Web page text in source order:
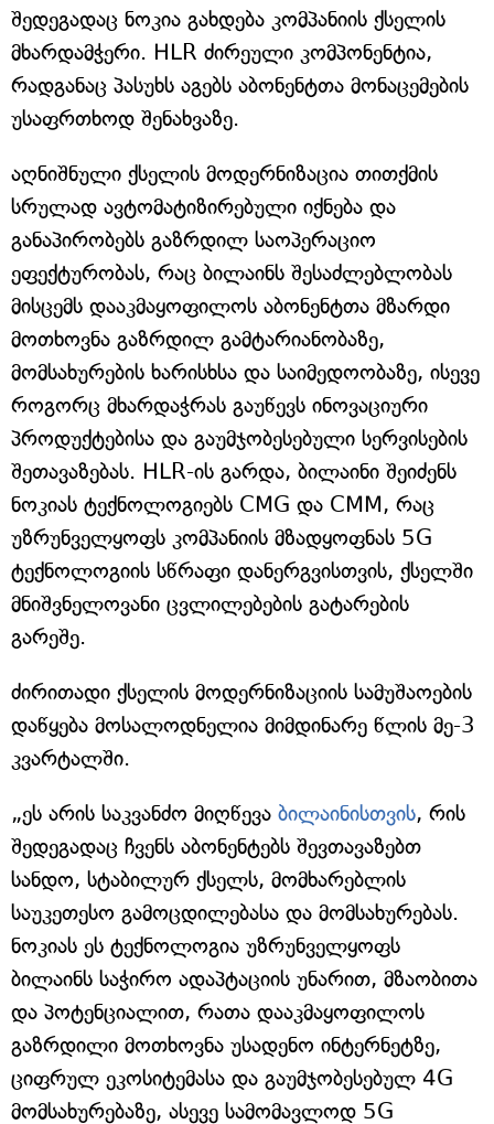
შედეგადაც ნოკია გახდება კომპანიის ქსელის
მხარდამჭერი. HLR ძირეული კომპონენტია,
რადგანაც პასუხს აგებს აბონენტთა მონაცემების
უსაფრთხოდ შენახვაზე.
აღნიშნული ქსელის მოდერნიზაცია თითქმის
სრულად ავტომატიზირებული იქნება და
განაპირობებს გაზრდილ საოპერაციო
ეფექტურობას, რაც ბილაინს შესაძლებლობას
მისცემს დააკმაყოფილოს აბონენტთა მზარდი
მოთხოვნა გაზრდილ გამტარიანობაზე,
მომსახურების ხარისხსა და საიმედოობაზე, ისევე
როგორც მხარდაჭრას გაუწევს ინოვაციური
პროდუქტებისა და გაუმჯობესებული სერვისების
შეთავაზებას. HLR-ის გარდა, ბილაინი შეიძენს
ნოკიას ტექნოლოგიებს CMG და CMM, რაც
უზრუნველყოფს კომპანიის მზადყოფნას 5G
ტექნოლოგიის სწრაფი დანერგვისთვის, ქსელში
მნიშვნელოვანი ცვლილებების გატარების
გარეშე.
ძირითადი ქსელის მოდერნიზაციის სამუშაოების
დაწყება მოსალოდნელია მიმდინარე წლის მე-3
კვარტალში.
„ეს არის საკვანძო მიღწევა ბილაინისთვის, რის
შედეგადაც ჩვენს აბონენტებს შევთავაზებთ
სანდო, სტაბილურ ქსელს, მომხარებლის
საუკეთესო გამოცდილებასა და მომსახურებას.
ნოკიას ეს ტექნოლოგია უზრუნველყოფს
ბილაინს საჭირო ადაპტაციის უნარით, მზაობითა
და პოტენციალით, რათა დააკმაყოფილოს
გაზრდილი მოთხოვნა უსადენო ინტერნეტზე,
ციფრულ ეკოსიტემასა და გაუმჯობესებულ 4G
მომსახურებაზე, ასევე სამომავლოდ 5G